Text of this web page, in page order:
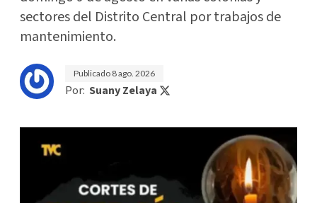
sectores del Distrito Central por trabajos de
mantenimiento.
Publicado 8 ago. 2026
Por: Suany Zelaya